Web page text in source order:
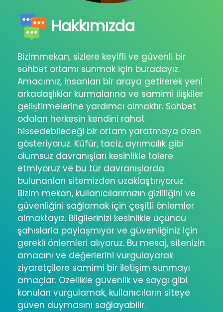
Hakkımızda
Bizimmekan, sizlere keyifli ve güvenli bir
sohbet ortamı sunmak için buradayız.
Amacımız, insanları bir araya getirerek yeni
arkadaşlıklar kurmalarına ve samimi ilişkiler
geliştirmelerine yardımcı olmaktır. Sohbet
odaları herkesin kendini rahat
hissedebileceği bir ortam yaratmaya özen
gösteriyoruz. Küfür, taciz, ayrımcılık gibi
olumsuz davranışları kesinlikle tolere
etmiyoruz ve bu tür davranışlarda
bulunanları sitemizden uzaklaştırıyoruz.
Bizim mekan, kullanıcılarımızın gizliliğini ve
güvenliğini sağlamak için çeşitli önlemler
almaktayız. Bilgilerinizi kesinlikle üçüncü
şahıslarla paylaşmıyor ve güvenliğiniz için
gerekli önlemleri alıyoruz. Bu mesaj, sitenizin
amacını ve değerlerini vurgulayarak
ziyaretçilere samimi bir iletişim sunmayı
amaçlar. Özellikle güvenlik ve saygı gibi
konuları vurgulamak, kullanıcıların siteye
güven duymasını sağlayabilir.